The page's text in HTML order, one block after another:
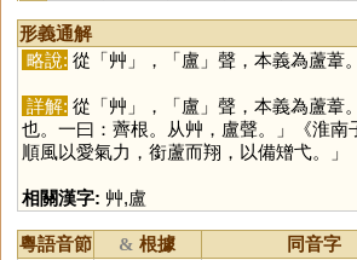
形義通解
略說: 從「艸 」，「盧 」聲，本義為蘆葦。
詳解: 從「艸 」，「盧 」聲，本義為蘆葦
也。一曰：薺根。从艸，盧聲。」《淮南
順風以愛氣力，銜蘆而翔，以備矰弋。」
相關漢字: 艸,盧
粵語音節 & 根據 同音字